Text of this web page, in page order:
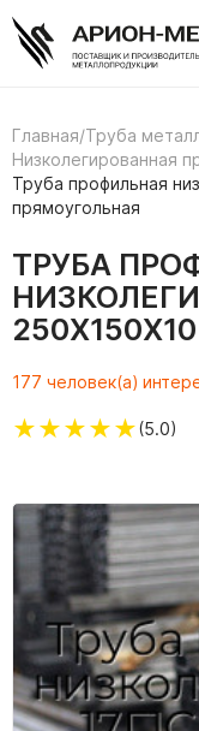
Главная/Труба
Низколегированная
Труба профильная
прямоугольная
ТРУБА
177 человек(а)
★★★★★(5.0)